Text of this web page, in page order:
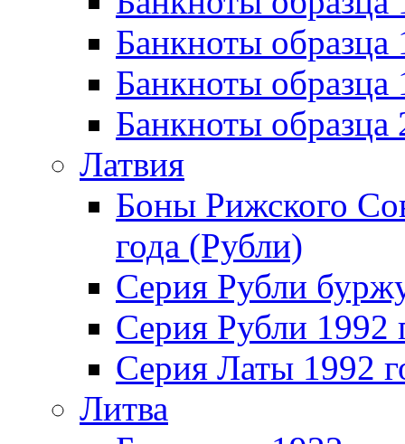
Банкноты образца
Банкноты
Банкноты
Латвия
Боны Рижского
года (Рубли)
Серия Рубли
Серия Рубли 1992
Серия Латы 1992
Литва